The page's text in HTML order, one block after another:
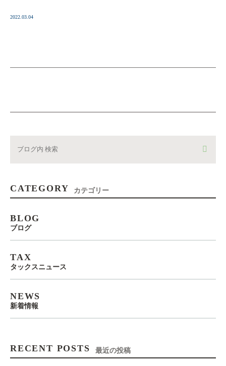
2022.03.04
CATEGORY カテゴリー
BLOG
ブログ
TAX
タックスニュース
NEWS
新着情報
RECENT POSTS 最近の投稿